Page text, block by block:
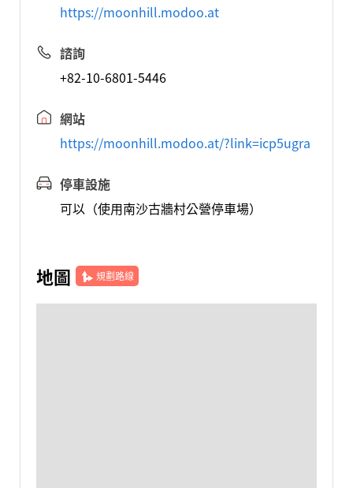
https://moonhill.modoo.at
諮詢
+82-10-6801-5446
網站
https://moonhill.modoo.at/?link=icp5ugra
停車設施
可以（使用南沙古牆村公營停車場）
地圖 規劃路線